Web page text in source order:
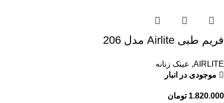
فریم طبی Airlite مدل 206
AIRLITE
, عینک زنانه
موجودی در انبار
1.820.000 تومان